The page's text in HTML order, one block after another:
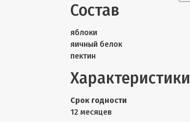
Состав
яблоки
яичный белок
пектин
Характеристики
Срок годности
12 месяцев